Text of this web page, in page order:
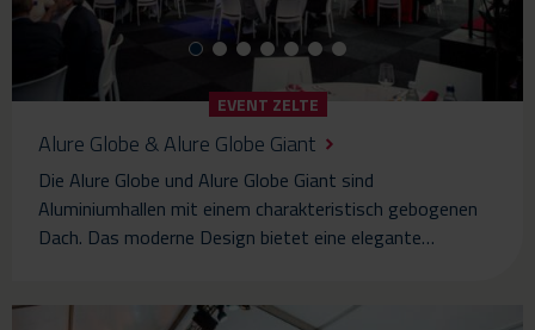
EVENT ZELTE
Alure Globe & Alure Globe Giant
Die Alure Globe und Alure Globe Giant sind
Aluminiumhallen mit einem charakteristisch gebogenen
Dach. Das moderne Design bietet eine elegante…